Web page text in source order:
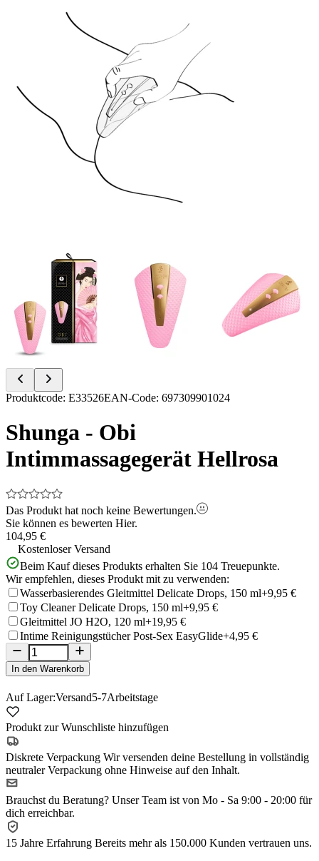
Item
of
9
Produktcode: E33526EAN-Code: 697309901024
Shunga - Obi
Intimmassagegerät Hellrosa
Das Produkt hat noch keine Bewertungen.
Sie können es bewerten Hier.
104,95 €
Kostenloser Versand
Beim Kauf dieses Produkts erhalten Sie 104 Treuepunkte.
Wir empfehlen, dieses Produkt mit zu verwenden:
Wasserbasierendes Gleitmittel Delicate Drops, 150 ml+9,95 €
Toy Cleaner Delicate Drops, 150 ml+9,95 €
Gleitmittel JO H2O, 120 ml+19,95 €
Intime Reinigungstücher Post-Sex EasyGlide+4,95 €
In den Warenkorb
Auf Lager:Versand5-7Arbeitstage
Produkt zur Wunschliste hinzufügen
Diskrete Verpackung Wir versenden deine Bestellung in vollständig
neutraler Verpackung ohne Hinweise auf den Inhalt.
Brauchst du Beratung? Unser Team ist von Mo - Sa 9:00 - 20:00 für
dich erreichbar.
15 Jahre Erfahrung Bereits mehr als 150.000 Kunden vertrauen uns.